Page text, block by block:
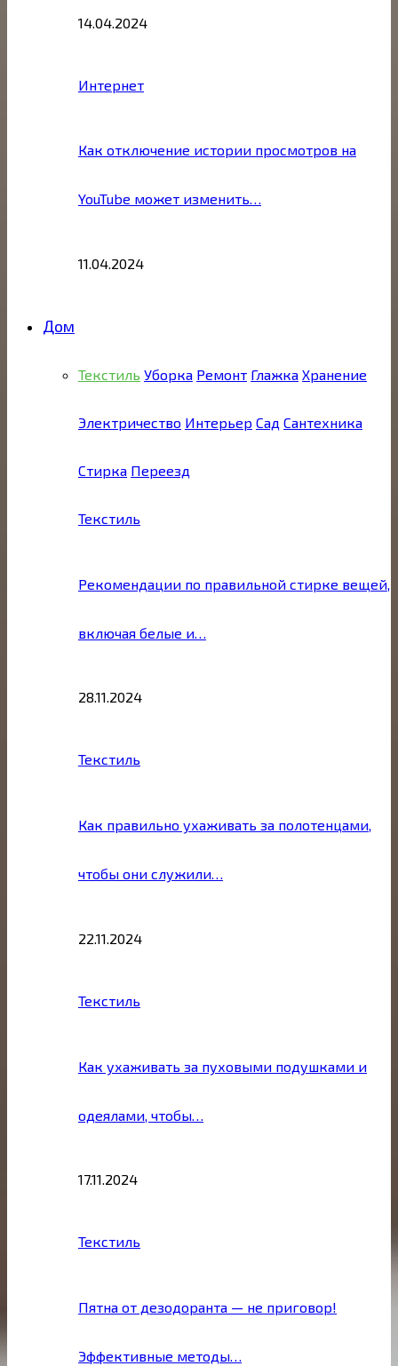
14.04.2024
Интернет
Как отключение истории просмотров на
YouTube может изменить…
11.04.2024
Дом
Текстиль Уборка Ремонт Глажка Хранение
Электричество Интерьер Сад Сантехника
Стирка Переезд
Текстиль
Рекомендации по правильной стирке вещей,
включая белые и…
28.11.2024
Текстиль
Как правильно ухаживать за полотенцами,
чтобы они служили…
22.11.2024
Текстиль
Как ухаживать за пуховыми подушками и
одеялами, чтобы…
17.11.2024
Текстиль
Пятна от дезодоранта — не приговор!
Эффективные методы…